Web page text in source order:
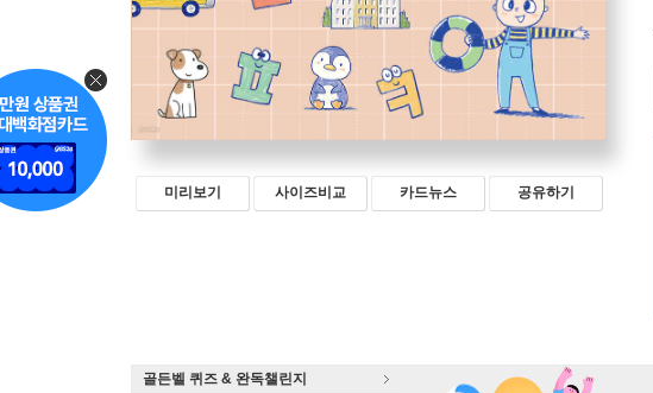
미리보기 사이즈비교 카드뉴스 공유하기
골든벨 퀴즈 & 완독챌린지